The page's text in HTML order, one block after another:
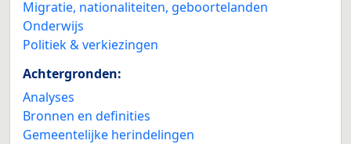
Migratie, nationaliteiten, geboortelanden
Onderwijs
Politiek & verkiezingen
Achtergronden:
Analyses
Bronnen en definities
Gemeentelijke herindelingen